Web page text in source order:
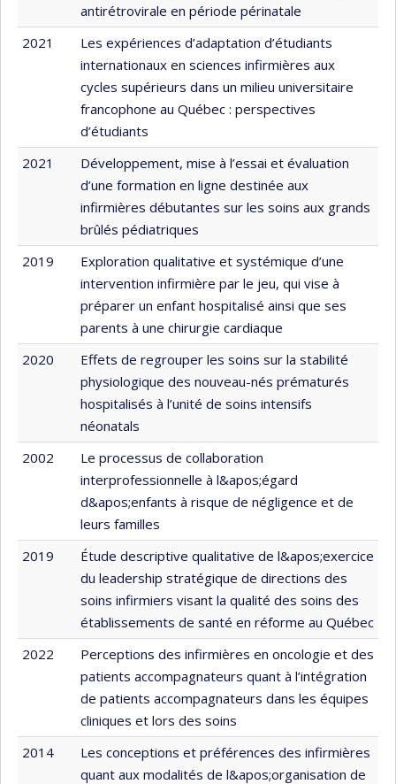
antirétrovirale en période périnatale
2021
Les expériences d’adaptation d’étudiants
internationaux en sciences infirmières aux
cycles supérieurs dans un milieu universitaire
francophone au Québec : perspectives
d’étudiants
2021
Développement, mise à l’essai et évaluation
d’une formation en ligne destinée aux
infirmières débutantes sur les soins aux grands
brûlés pédiatriques
2019
Exploration qualitative et systémique d’une
intervention infirmière par le jeu, qui vise à
préparer un enfant hospitalisé ainsi que ses
parents à une chirurgie cardiaque
2020
Effets de regrouper les soins sur la stabilité
physiologique des nouveau-nés prématurés
hospitalisés à l’unité de soins intensifs
néonatals
2002
Le processus de collaboration
interprofessionnelle à l&apos;égard
d&apos;enfants à risque de négligence et de
leurs familles
2019
Étude descriptive qualitative de l&apos;exercice
du leadership stratégique de directions des
soins infirmiers visant la qualité des soins des
établissements de santé en réforme au Québec
2022
Perceptions des infirmières en oncologie et des
patients accompagnateurs quant à l’intégration
de patients accompagnateurs dans les équipes
cliniques et lors des soins
2014
Les conceptions et préférences des infirmières
quant aux modalités de l&apos;organisation de